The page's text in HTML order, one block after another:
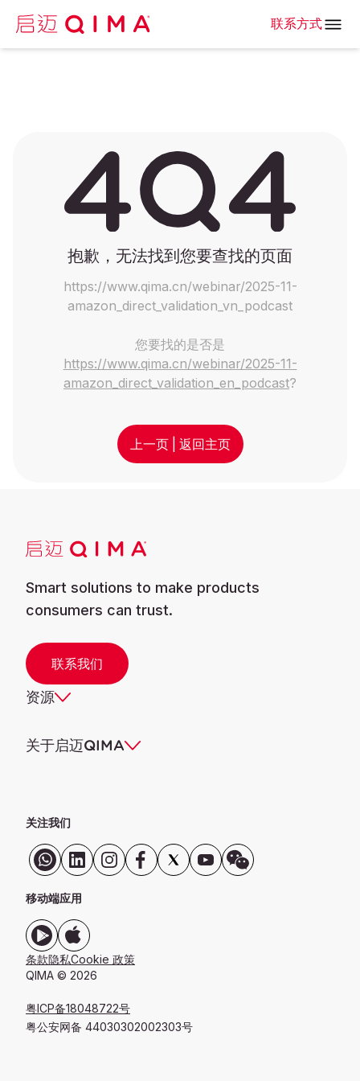
联系方式
抱歉，无法找到您要查找的页面
https://www.qima.cn/webinar/2025-11-
amazon_direct_validation_vn_podcast
您要找的是否是
https://www.qima.cn/webinar/2025-11-
amazon_direct_validation_en_podcast?
上一页 返回主页
Smart solutions to make products
consumers can trust.
联系我们
资源
关于启迈QIMA
关注我们
移动端应用
条款隐私Cookie 政策
QIMA © 2026
粤ICP备18048722号
粤公安网备 44030302002303号